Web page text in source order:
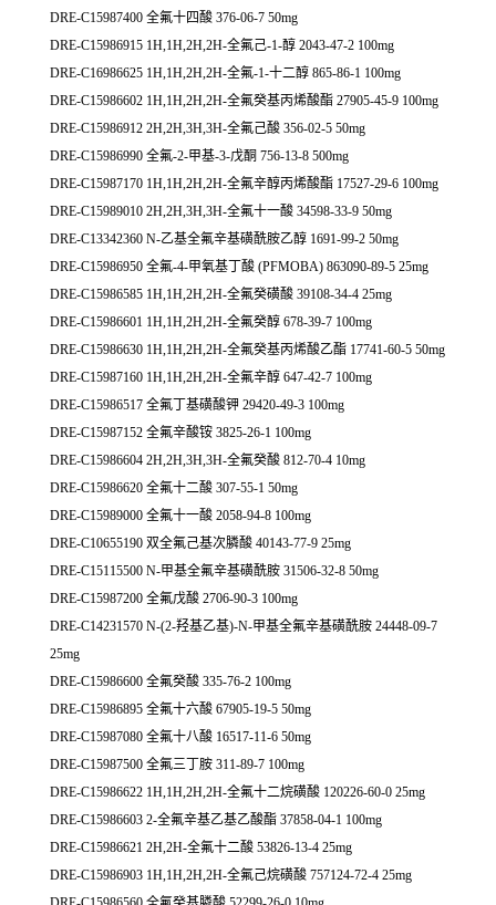
DRE-C15987400 全氟十四酸 376-06-7 50mg
DRE-C15986915 1H,1H,2H,2H-全氟己-1-醇 2043-47-2 100mg
DRE-C16986625 1H,1H,2H,2H-全氟-1-十二醇 865-86-1 100mg
DRE-C15986602 1H,1H,2H,2H-全氟癸基丙烯酸酯 27905-45-9 100mg
DRE-C15986912 2H,2H,3H,3H-全氟己酸 356-02-5 50mg
DRE-C15986990 全氟-2-甲基-3-戊酮 756-13-8 500mg
DRE-C15987170 1H,1H,2H,2H-全氟辛醇丙烯酸酯 17527-29-6 100mg
DRE-C15989010 2H,2H,3H,3H-全氟十一酸 34598-33-9 50mg
DRE-C13342360 N-乙基全氟辛基磺酰胺乙醇 1691-99-2 50mg
DRE-C15986950 全氟-4-甲氧基丁酸 (PFMOBA) 863090-89-5 25mg
DRE-C15986585 1H,1H,2H,2H-全氟癸磺酸 39108-34-4 25mg
DRE-C15986601 1H,1H,2H,2H-全氟癸醇 678-39-7 100mg
DRE-C15986630 1H,1H,2H,2H-全氟癸基丙烯酸乙酯 17741-60-5 50mg
DRE-C15987160 1H,1H,2H,2H-全氟辛醇 647-42-7 100mg
DRE-C15986517 全氟丁基磺酸钾 29420-49-3 100mg
DRE-C15987152 全氟辛酸铵 3825-26-1 100mg
DRE-C15986604 2H,2H,3H,3H-全氟癸酸 812-70-4 10mg
DRE-C15986620 全氟十二酸 307-55-1 50mg
DRE-C15989000 全氟十一酸 2058-94-8 100mg
DRE-C10655190 双全氟己基次膦酸 40143-77-9 25mg
DRE-C15115500 N-甲基全氟辛基磺酰胺 31506-32-8 50mg
DRE-C15987200 全氟戊酸 2706-90-3 100mg
DRE-C14231570 N-(2-羟基乙基)-N-甲基全氟辛基磺酰胺 24448-09-7
25mg
DRE-C15986600 全氟癸酸 335-76-2 100mg
DRE-C15986895 全氟十六酸 67905-19-5 50mg
DRE-C15987080 全氟十八酸 16517-11-6 50mg
DRE-C15987500 全氟三丁胺 311-89-7 100mg
DRE-C15986622 1H,1H,2H,2H-全氟十二烷磺酸 120226-60-0 25mg
DRE-C15986603 2-全氟辛基乙基乙酸酯 37858-04-1 100mg
DRE-C15986621 2H,2H-全氟十二酸 53826-13-4 25mg
DRE-C15986903 1H,1H,2H,2H-全氟己烷磺酸 757124-72-4 25mg